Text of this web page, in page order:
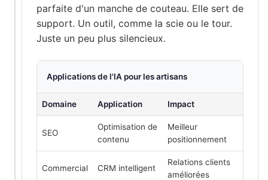
parfaite d'un manche de couteau. Elle sert de
support. Un outil, comme la scie ou le tour.
Juste un peu plus silencieux.
Applications de l'IA pour les artisans
Domaine Application Impact
SEO
Optimisation de
contenu
Meilleur
positionnement
Commercial CRM intelligent
Relations clients
améliorées